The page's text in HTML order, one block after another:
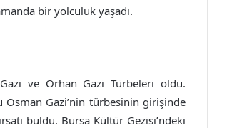
bir yolculuk yaşadı.
ve Orhan Gazi Türbeleri oldu.
Osman Gazi’nin türbesinin girişinde
buldu. Bursa Kültür Gezisi’ndeki